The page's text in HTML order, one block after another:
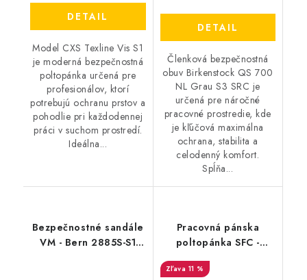
DETAIL
Model CXS Texline Vis S1
je moderná bezpečnostná
poltopánka určená pre
profesionálov, ktorí
potrebujú ochranu prstov a
pohodlie pri každodennej
práci v suchom prostredí.
Ideálna...
DETAIL
Členková bezpečnostná
obuv Birkenstock QS 700
NL Grau S3 SRC je
určená pre náročné
pracovné prostredie, kde
je kľúčová maximálna
ochrana, stabilita a
celodenný komfort.
Spĺňa...
Bezpečnostné sandále
VM - Bern 2885S-S1
Pracovná pánska
poltopánka SFC -
Aristocrat IV čierna
20311 - Akciová cena
11 %